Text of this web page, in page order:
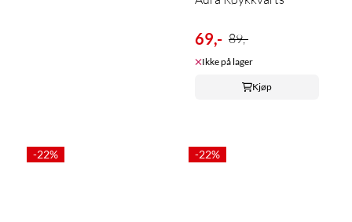
69,- 89,-
Ikke på lager
Kjøp
-22% -22%